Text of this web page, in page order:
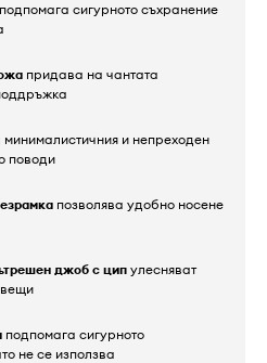
подпомага сигурното съхранение
придава на чантата
и непреходен
поводи
позволява удобно носене
джоб с цип улесняват
вещи
подпомага сигурното
не се използва